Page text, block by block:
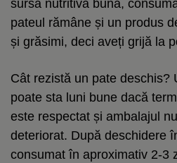
sursă nutritivă bună,
pateul rămâne și un produs
și grăsimi, deci aveți grijă la
Cât rezistă un pate deschis?
poate sta luni bune dacă
este respectat și ambalajul
deteriorat. După deschidere
consumat în aproximativ 2-3